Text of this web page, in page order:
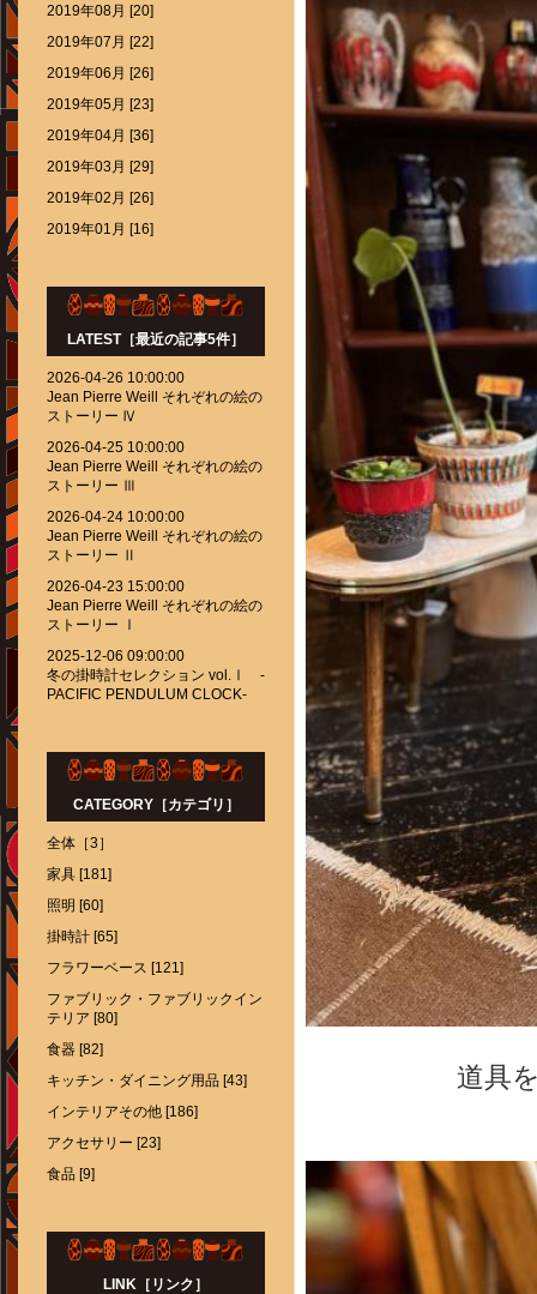
道具
2019年08月 [20]
2019年07月 [22]
2019年06月 [26]
2019年05月 [23]
2019年04月 [36]
2019年03月 [29]
2019年02月 [26]
2019年01月 [16]
LATEST［最近の記事5件］
2026-04-26 10:00:00
Jean Pierre Weill それぞれの絵の
ストーリー Ⅳ
2026-04-25 10:00:00
Jean Pierre Weill それぞれの絵の
ストーリー Ⅲ
2026-04-24 10:00:00
Jean Pierre Weill それぞれの絵の
ストーリー Ⅱ
2026-04-23 15:00:00
Jean Pierre Weill それぞれの絵の
ストーリー Ⅰ
2025-12-06 09:00:00
冬の掛時計セレクション vol.Ⅰ -
PACIFIC PENDULUM CLOCK-
CATEGORY［カテゴリ］
全体［3］
家具 [181]
照明 [60]
掛時計 [65]
フラワーベース [121]
ファブリック・ファブリックイン
テリア [80]
食器 [82]
キッチン・ダイニング用品 [43]
インテリアその他 [186]
アクセサリー [23]
食品 [9]
LINK［リンク］